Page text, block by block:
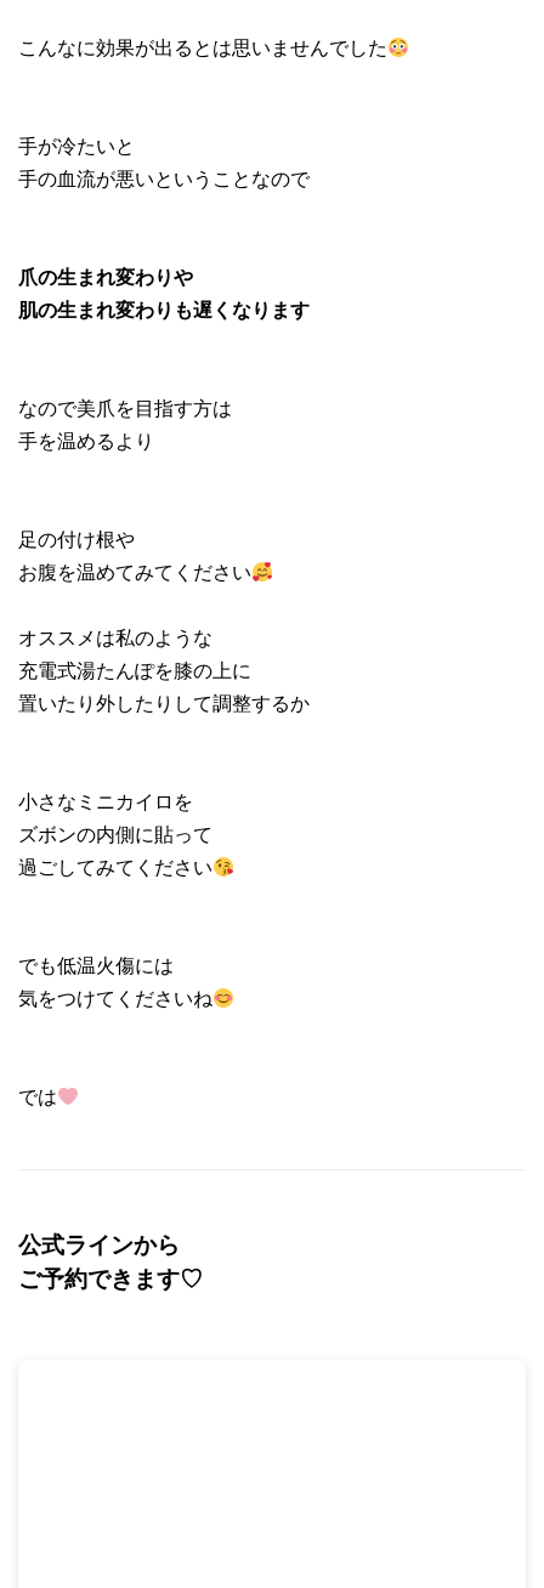
こんなに効果が出るとは思いませんでした
手が冷たいと
手の血流が悪いということなので
爪の生まれ変わりや
肌の生まれ変わりも遅くなります
なので美爪を目指す方は
手を温めるより
足の付け根や
お腹を温めてみてください
オススメは私のような
充電式湯たんぽを膝の上に
置いたり外したりして調整するか
小さなミニカイロを
ズボンの内側に貼って
過ごしてみてください
でも低温火傷には
気をつけてくださいね
では
公式ラインから
ご予約できます♡